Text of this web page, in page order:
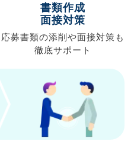
書類作成
面接対策
応募書類の添削や面接対策も
徹底サポート